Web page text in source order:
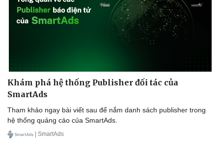
Khám phá hệ thống Publisher đối tác của
SmartAds
Tham khảo ngay bài viết sau để nắm danh sách publisher trong
hệ thống quảng cáo của SmartAds.
| SmartAds